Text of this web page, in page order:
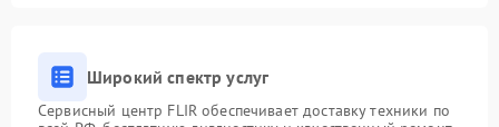
Широкий спектр услуг
Сервисный центр FLIR обеспечивает доставку техники по